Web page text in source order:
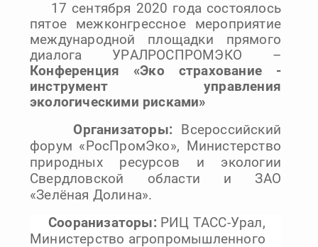
17 сентября 2020 года состоялось
пятое межконгрессное мероприятие
международной площадки прямого
диалога УРАЛРОСПРОМЭКО –
Конференция «Эко страхование -
инструмент управления
экологическими рисками»
Организаторы: Всероссийский
форум «РосПромЭко», Министерство
природных ресурсов и экологии
Свердловской области и ЗАО
«Зелёная Долина».
Сооранизаторы: РИЦ ТАСС-Урал,
Министерство агропромышленного